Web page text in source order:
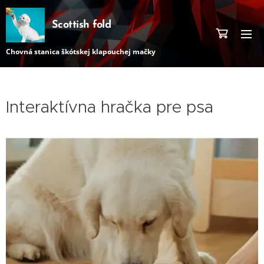
Scottish fold
Chovná stanica škótskej klapouchej mačky
Interaktívna hračka pre psa